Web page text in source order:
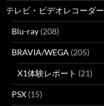
テレビ・ビデオレコーダー
Blu-ray (208)
BRAVIA/WEGA (205)
X1体験レポート (21)
PSX (15)